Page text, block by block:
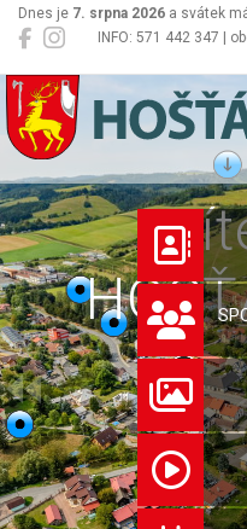
INFO: 571 442 347 |
Dnes je 7. srpna 2026 a svátek
Hošťálková